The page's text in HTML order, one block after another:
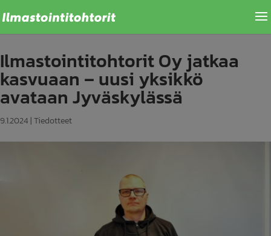
Ilmastointitohtorit Oy jatkaa
kasvuaan – uusi yksikkö
avataan Jyväskylässä
9.1.2024 |Tiedotteet